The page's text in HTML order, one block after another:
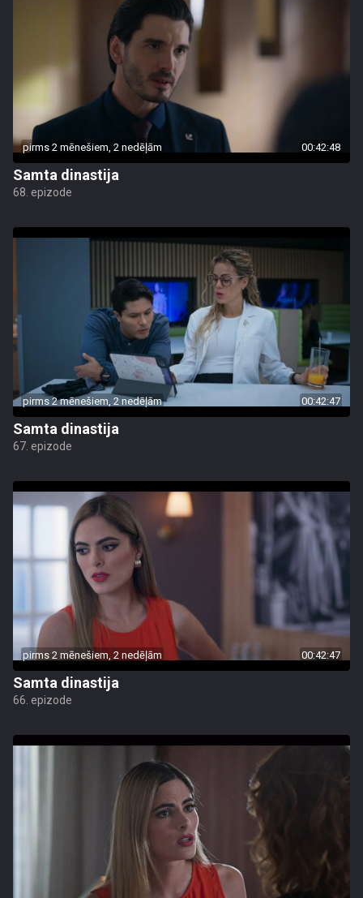
pirms 2 mēnešiem, 2 nedēļām 00:42:48
Samta dinastija
68. epizode
pirms 2 mēnešiem, 2 nedēļām 00:42:47
Samta dinastija
67. epizode
pirms 2 mēnešiem, 2 nedēļām 00:42:47
Samta dinastija
66. epizode